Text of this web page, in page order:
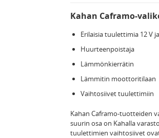
Kahan Caframo-
Erilaisia tuulettimia 12 V
Huurteenpoistaja
Lämmönkierrätin
Lämmitin moottoritilaan
Vaihtosiivet tuulettimiin
Kahan Caframo-tuotteiden
suurin osa on Kahalla
tuulettimien vaihtosiivet